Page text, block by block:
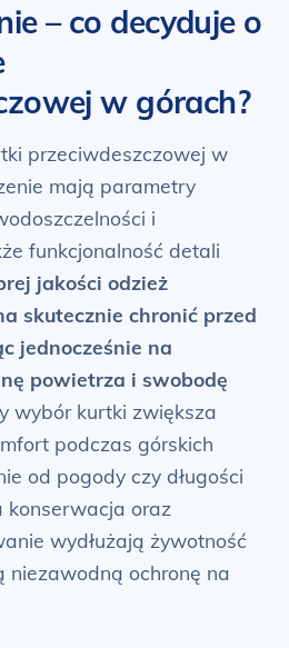
– co decyduje o
w górach?
przeciwdeszczowej w
mają parametry
i
funkcjonalność detali
jakości odzież
skutecznie chronić przed
jednocześnie na
powietrza i swobodę
wybór kurtki zwiększa
podczas górskich
od pogody czy długości
konserwacja oraz
wydłużają żywotność
niezawodną ochronę na